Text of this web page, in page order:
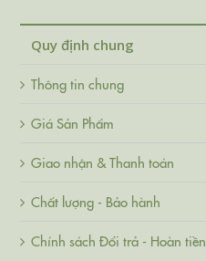
Quy định chung
Thông tin chung
Giá Sản Phẩm
Giao nhận & Thanh toán
Chất lượng - Bảo hành
Chính sách Đổi trả - Hoàn tiền